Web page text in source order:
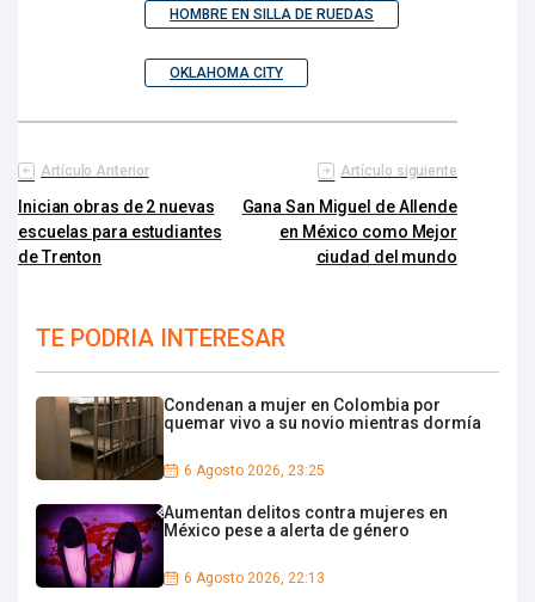
HOMBRE EN SILLA DE RUEDAS
OKLAHOMA CITY
Artículo Anterior
Inician obras de 2 nuevas
escuelas para estudiantes
de Trenton
Artículo siguiente
Gana San Miguel de Allende
en México como Mejor
ciudad del mundo
TE PODRIA INTERESAR
Condenan a mujer en Colombia por
quemar vivo a su novio mientras dormía
6 Agosto 2026, 23:25
Aumentan delitos contra mujeres en
México pese a alerta de género
6 Agosto 2026, 22:13